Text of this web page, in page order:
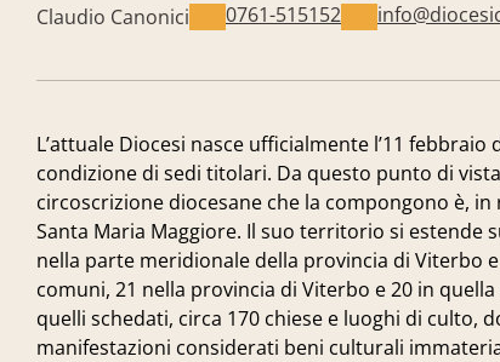
Claudio Canonici 0761-515152
L’attuale Diocesi nasce ufficialmente l’11
condizione di sedi titolari. Da questo punto di
circoscrizione diocesane che la compongono è,
Santa Maria Maggiore. Il suo territorio si estende
nella parte meridionale della provincia di Viterbo
comuni, 21 nella provincia di Viterbo e 20 in
quelli schedati, circa 170 chiese e luoghi di culto,
manifestazioni considerati beni culturali